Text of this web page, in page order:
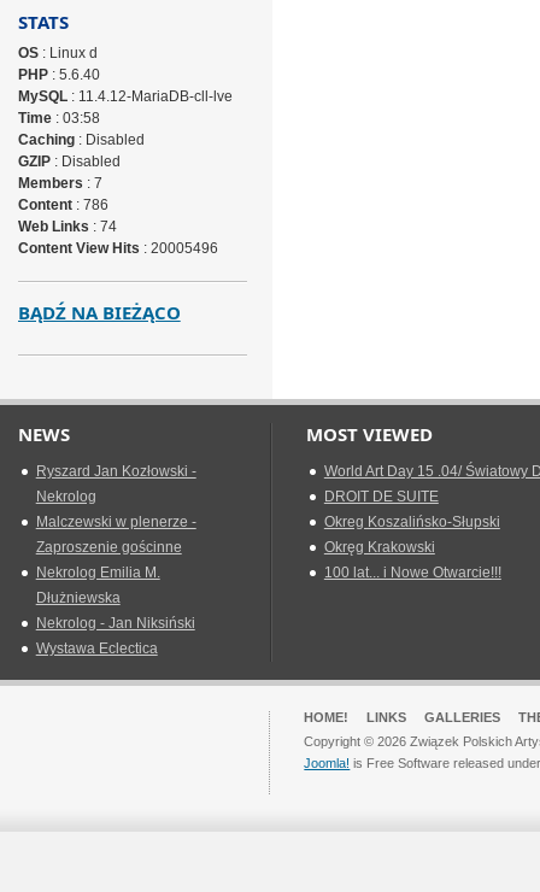
STATS
OS: Linux d
PHP: 5.6.40
MySQL: 11.4.12-MariaDB-cll-lve
Time: 03:58
Caching: Disabled
GZIP: Disabled
Members : 7
Content: 786
Web Links : 74
Content View Hits : 20005496
BĄDŹ NA BIEŻĄCO
NEWS
Ryszard Jan Kozłowski -
Nekrolog
Malczewski w plenerze -
Zaproszenie gościnne
Nekrolog Emilia M.
Dłużniewska
Nekrolog - Jan Niksiński
Wystawa Eclectica
MOST VIEWED
World Art Day 15 .04/ Światowy
DROIT DE SUITE
Okreg Koszalińsko-Słupski
Okręg Krakowski
100 lat... i Nowe Otwarcie!!!
HOME! LINKS GALLERIES
Copyright © 2026 Związek Polskich
Joomla! is Free Software released